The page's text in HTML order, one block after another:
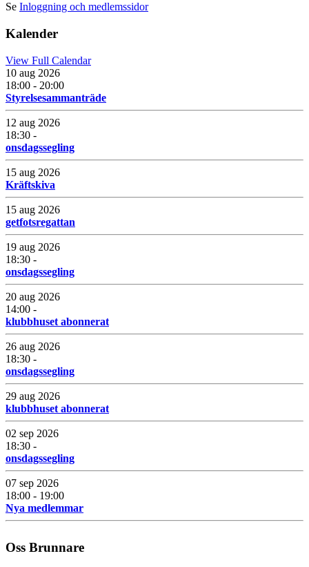
Se Inloggning och medlemssidor
Kalender
View Full Calendar
10 aug 2026
18:00 - 20:00
Styrelsesammanträde
12 aug 2026
18:30 -
onsdagssegling
15 aug 2026
Kräftskiva
15 aug 2026
getfotsregattan
19 aug 2026
18:30 -
onsdagssegling
20 aug 2026
14:00 -
klubbhuset abonnerat
26 aug 2026
18:30 -
onsdagssegling
29 aug 2026
klubbhuset abonnerat
02 sep 2026
18:30 -
onsdagssegling
07 sep 2026
18:00 - 19:00
Nya medlemmar
Oss Brunnare